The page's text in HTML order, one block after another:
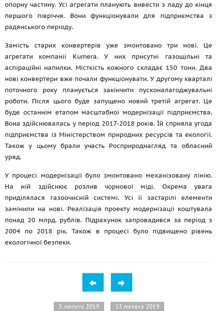
опорну частину. Усі агрегати планують вивести з ладу до кінця
першого півріччя. Вони функціонували для підприємства з
радянського періоду.
Замість старих конвертерів уже змонтовано три нові. Це
агрегати компанії Kumera. У них присутні газощільні та
аспіраційні напилки. Місткість кожного складає 150 тонн. Два
нові конвертери вже почали функціонувати. У другому кварталі
поточного року планується закінчити пусконалагоджувальні
роботи. Після цього буде запущено новий третій агрегат. Це
буде останнім етапом масштабної модернізації підприємства.
Вона здійснювалась у період 2017-2018 років. Їй сприяла угода
підприємства із Міністерством природних ресурсів та екології.
Також у цьому брали участь Росприроднагляд та обласний
уряд.
У процесі модернізації було змонтовано механізовану лінію.
На ній здійснює розлив чорнової міді. Окрема увага
приділялася газоочисній системі. Усі її застарілі елементи
замінили на нові. Реалізація проекту модернізації коштувала
понад 20 млрд. рублів. Підрахунок запровадився за період з
2004 по 2018 рік. Також в процесі було підвищено рівень
екологічної безпеки.
5 лютого 2019 13 лютого 2019